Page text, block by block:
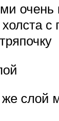
холста
слой